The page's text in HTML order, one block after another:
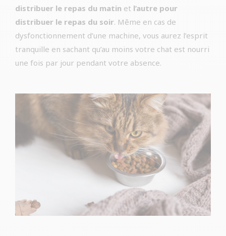
distribuer le repas du matin et l’autre pour
distribuer le repas du soir. Même en cas de
dysfonctionnement d’une machine, vous aurez l’esprit
tranquille en sachant qu’au moins votre chat est nourri
une fois par jour pendant votre absence.